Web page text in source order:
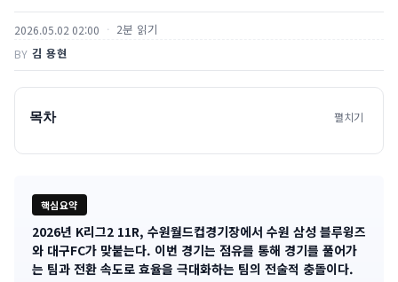
2026.05.02 02:00 2분 읽기
BY 김 용현
목차 펼치기
핵심요약
기
사
2026년 K리그2 11R, 수원월드컵경기장에서 수원 삼성 블루윙즈
와 대구FC가 맞붙는다. 이번 경기는 점유를 통해 경기를 풀어가
는 팀과 전환 속도로 효율을 극대화하는 팀의 전술적 충돌이다.